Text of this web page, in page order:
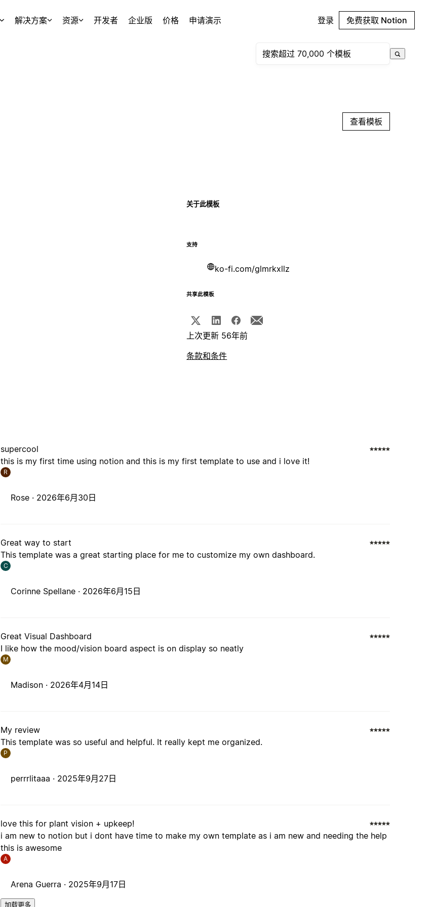
解决方案 资源 开发者 企业版 价格 申请演示 登录 免费获取 Notion
查看模板
关于此模板
支持
ko-fi.com/glmrkxllz
共享此模板
上次更新 56年前
条款和条件
supercool
this is my first time using notion and this is my first template to use and i love it!
R
Rose · 2026年6月30日
Great way to start
This template was a great starting place for me to customize my own dashboard.
C
Corinne Spellane · 2026年6月15日
Great Visual Dashboard
I like how the mood/vision board aspect is on display so neatly
M
Madison · 2026年4月14日
My review
This template was so useful and helpful. It really kept me organized.
P
perrrlitaaa · 2025年9月27日
love this for plant vision + upkeep!
i am new to notion but i dont have time to make my own template as i am new and needing the help
this is awesome
A
Arena Guerra · 2025年9月17日
加载更多